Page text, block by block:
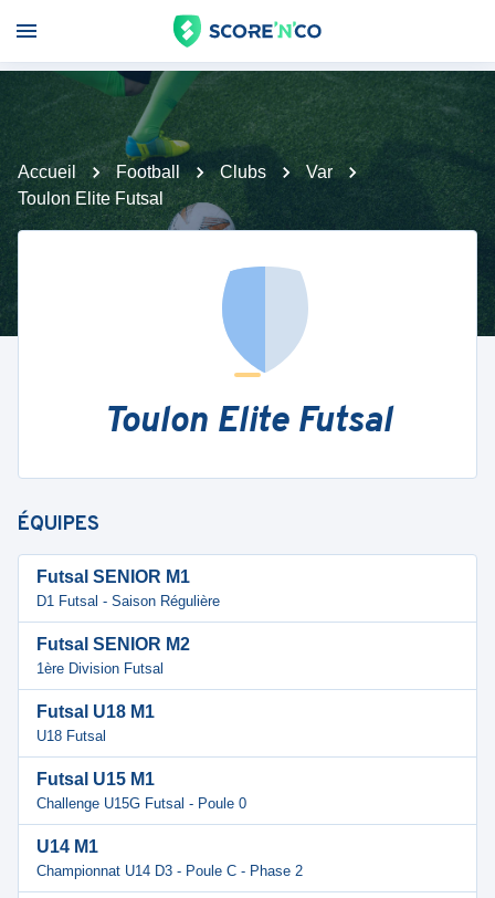
Accueil Football Clubs
Var
Toulon Elite Futsal
Toulon Elite Futsal
ÉQUIPES
Futsal SENIOR M1
D1 Futsal - Saison Régulière
Futsal SENIOR M2
1ère Division Futsal
Futsal U18 M1
U18 Futsal
Futsal U15 M1
Challenge U15G Futsal - Poule 0
U14 M1
Championnat U14 D3 - Poule C - Phase 2